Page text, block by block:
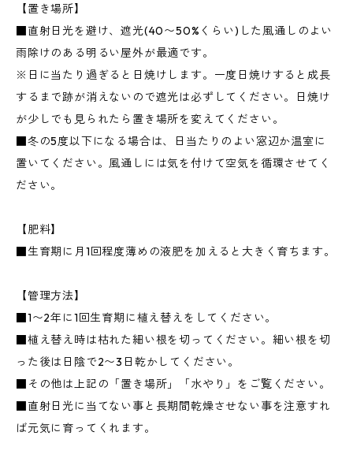
【置き場所】
■直射日光を避け、遮光(40〜50%くらい)した風通しのよい
雨除けのある明るい屋外が最適です。
※日に当たり過ぎると日焼けします。一度日焼けすると成長
するまで跡が消えないので遮光は必ずしてください。日焼け
が少しでも見られたら置き場所を変えてください。
■冬の5度以下になる場合は、日当たりのよい窓辺か温室に
置いてください。風通しには気を付けて空気を循環させてく
ださい。
【肥料】
■生育期に月1回程度薄めの液肥を加えると大きく育ちます。
【管理方法】
■1〜2年に1回生育期に植え替えをしてください。
■植え替え時は枯れた細い根を切ってください。細い根を切
った後は日陰で2〜3日乾かしてください。
■その他は上記の「置き場所」「水やり」をご覧ください。
■直射日光に当てない事と長期間乾燥させない事を注意すれ
ば元気に育ってくれます。